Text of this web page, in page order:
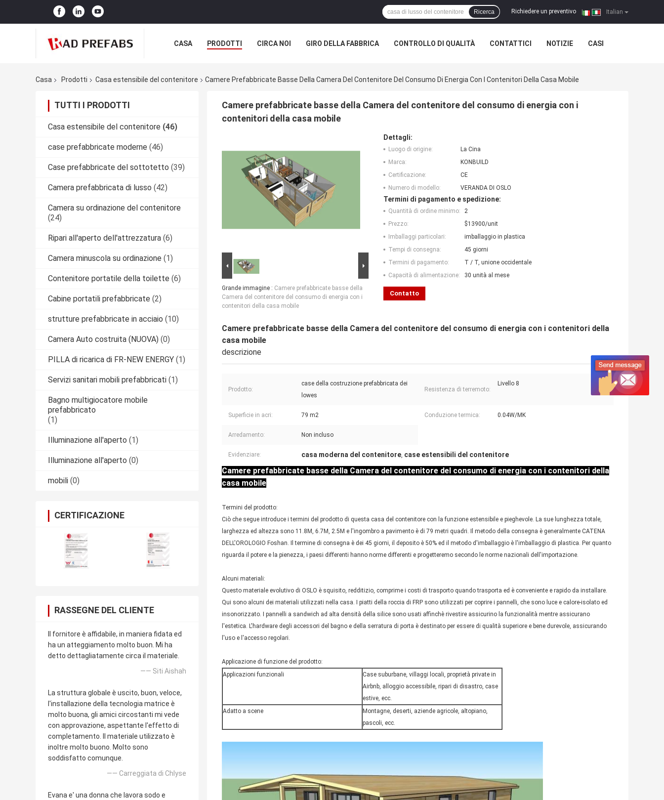
Italian
Richiedere un preventivo |
Ricerca
CASA PRODOTTI CIRCA NOI GIRO DELLA FABBRICA CONTROLLO DI QUALITÀ CONTATTICI NOTIZIE CASI
Casa Prodotti Casa estensibile del contenitore Camere Prefabbricate Basse Della Camera Del Contenitore Del Consumo Di Energia Con I Contenitori Della Casa Mobile
TUTTI I PRODOTTI
Casa estensibile del contenitore (46)
case prefabbricate moderne (46)
Case prefabbricate del sottotetto (39)
Camera prefabbricata di lusso (42)
Camera su ordinazione del contenitore
(24)
Ripari all'aperto dell'attrezzatura (6)
Camera minuscola su ordinazione (1)
Contenitore portatile della toilette (6)
Cabine portatili prefabbricate (2)
strutture prefabbricate in acciaio (10)
Camera Auto costruita (NUOVA) (0)
PILLA di ricarica di FR-NEW ENERGY (1)
Servizi sanitari mobili prefabbricati (1)
Bagno multigiocatore mobile
prefabbricato
(1)
Illuminazione all'aperto (1)
Illuminazione all'aperto (0)
mobili (0)
CERTIFICAZIONE
RASSEGNE DEL CLIENTE
Il fornitore è affidabile, in maniera fidata ed
ha un atteggiamento molto buon. Mi ha
detto dettagliatamente circa il materiale.
—— Siti Aishah
La struttura globale è uscito, buon, veloce,
l'installazione della tecnologia matrice è
molto buona, gli amici circostanti mi vede
con approvazione, aspettante l'effetto di
completamento. Il materiale utilizzato è
inoltre molto buono. Molto sono
soddisfatto comunque.
—— Carreggiata di Chlyse
Evana e' una donna che lavora sodo e
Camere prefabbricate basse della Camera del contenitore del consumo di energia con i
contenitori della casa mobile
Grande immagine : Camere prefabbricate basse della
Camera del contenitore del consumo di energia con i
contenitori della casa mobile
Dettagli:
Luogo di origine:
La Cina
Marca:
KONBUILD
Certificazione:
CE
Numero di modello:
VERANDA DI OSLO
Termini di pagamento e spedizione:
Quantità di ordine minimo:
2
Prezzo:
$13900/unit
Imballaggi particolari:
imballaggio in plastica
Tempi di consegna:
45 giorni
Termini di pagamento:
T / T, unione occidentale
Capacità di alimentazione:
30 unità al mese
Contatto
Camere prefabbricate basse della Camera del contenitore del consumo di energia con i contenitori della
casa mobile
descrizione
Prodotto:
case della costruzione prefabbricata dei
lowes
Resistenza di terremoto:
Livello 8
Superficie in acri: 79 m2 Conduzione termica: 0.04W/MK
Arredamento: Non incluso
Evidenziare: casa moderna del contenitore, case estensibili del contenitore
Camere prefabbricate basse della Camera del contenitore del consumo di energia con i contenitori della
casa mobile
Termini del prodotto:
Ciò che segue introduce i termini del prodotto di questa casa del contenitore con la funzione estensibile e pieghevole. La sue lunghezza totale,
larghezza ed altezza sono 11.8M, 6.7M, 2.5M e l'ingombro a pavimento è di 79 metri quadri. Il metodo della consegna è generalmente CATENA
DELL'OROLOGIO Foshan. Il termine di consegna è dei 45 giorni, il deposito è 50% ed il metodo d'imballaggio è l'imballaggio di plastica. Per quanto
riguarda il potere e la pienezza, i paesi differenti hanno norme differenti e progetteremo secondo le norme nazionali dell'importazione.
Alcuni materiali:
Questo materiale evolutivo di OSLO è squisito, redditizio, comprime i costi di trasporto quando trasporta ed è conveniente e rapido da installare.
Qui sono alcuni dei materiali utilizzati nella casa. I piatti della roccia di FRP sono utilizzati per coprire i pannelli, che sono luce e calore-isolato ed
insonorizzato. I pannelli a sandwich ad alta densità della silice sono usati affinchè rivestire assicurino la funzionalità mentre assicurano
l'estetica. L'hardware degli accessori del bagno e della serratura di porta è destinato per essere di qualità superiore e bene durevole, assicurando
l'uso e l'accesso regolari.
Applicazione di funzione del prodotto:
Applicazioni funzionali
Case suburbane, villaggi locali, proprietà private in
Airbnb, alloggio accessibile, ripari di disastro, case
estive, ecc.
Adatto a scene
Montagne, deserti, aziende agricole, altopiano,
pascoli, ecc.